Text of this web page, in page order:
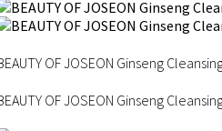
OF JOSEON Ginseng
OF JOSEON Ginseng